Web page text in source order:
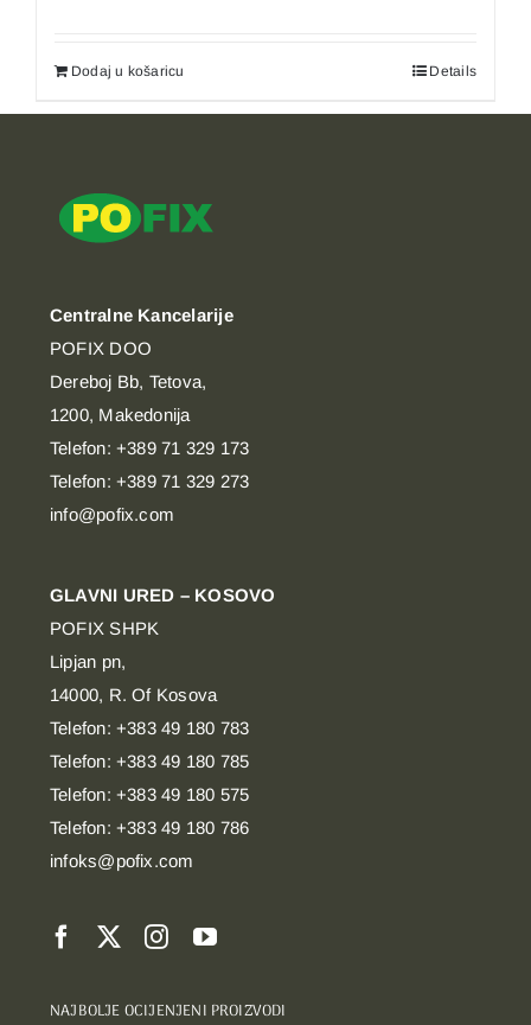
Dodaj u košaricu Details
Centralne Kancelarije
POFIX DOO
Dereboj Bb, Tetova,
1200, Makedonija
Telefon: +389 71 329 173
Telefon: +389 71 329 273
info@pofix.com
GLAVNI URED – KOSOVO
POFIX SHPK
Lipjan pn,
14000, R. Of Kosova
Telefon: +383 49 180 783
Telefon: +383 49 180 785
Telefon: +383 49 180 575
Telefon: +383 49 180 786
infoks@pofix.com
NAJBOLJE OCIJENJENI PROIZVODI